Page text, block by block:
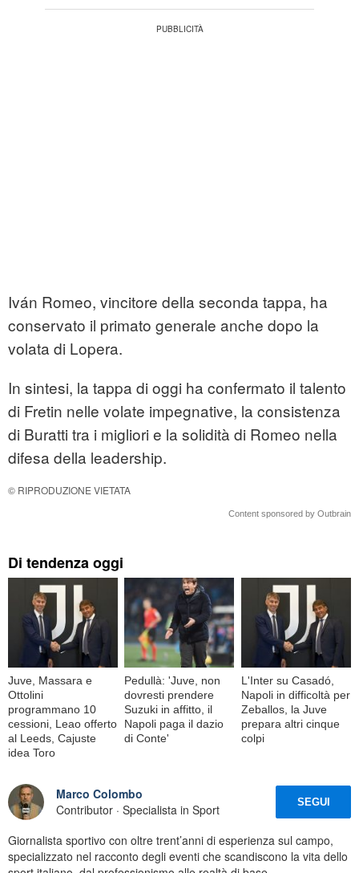
Iván Romeo, vincitore della seconda tappa, ha
conservato il primato generale anche dopo la
volata di Lopera.
In sintesi, la tappa di oggi ha confermato il talento
di Fretin nelle volate impegnative, la consistenza
di Buratti tra i migliori e la solidità di Romeo nella
difesa della leadership.
© RIPRODUZIONE VIETATA
Content sponsored by Outbrain
Di tendenza oggi
Juve, Massara e
Ottolini
programmano 10
cessioni, Leao offerto
al Leeds, Cajuste
idea Toro
Pedullà: 'Juve, non
dovresti prendere
Suzuki in affitto, il
Napoli paga il dazio
di Conte'
L'Inter su Casadó,
Napoli in difficoltà per
Zeballos, la Juve
prepara altri cinque
colpi
Marco Colombo
Contributor · Specialista in Sport
SEGUI
Giornalista sportivo con oltre trent’anni di esperienza sul campo,
specializzato nel racconto degli eventi che scandiscono la vita dello